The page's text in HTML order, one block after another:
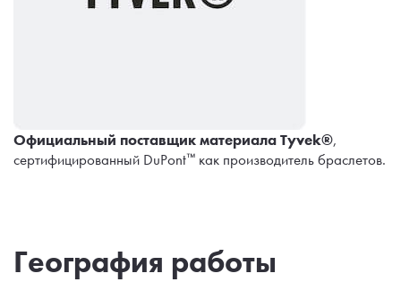
Официальный поставщик материала Tyvek®,
сертифицированный DuPont™ как производитель браслетов.
География работы